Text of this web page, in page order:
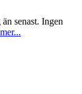
senast. Ingen